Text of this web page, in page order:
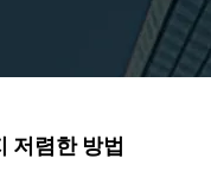
저렴한 방법